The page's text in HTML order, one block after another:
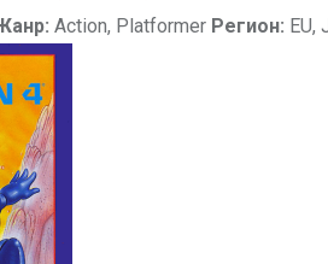
Action, Platformer Регион: EU,